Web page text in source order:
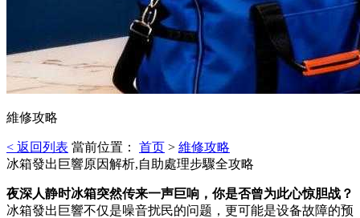
維修攻略
< 返回列表 當前位置： 首页 > 維修攻略
冰箱發出巨響原因解析,自助處理步驟全攻略
夜深人静时冰箱突然传来一声巨响，你是否曾为此心惊胆战？
冰箱發出巨響不仅是噪音扰民的问题，更可能是设备故障的预